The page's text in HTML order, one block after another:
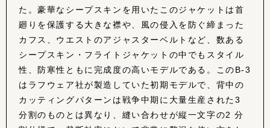
た。豪華なシープスキンを用いたこのジャケットは首
廻りを保護する大きな襟や、風の侵入を防ぐ締まった
カフス、ウエストのアジャスターベルトなど、数ある
シープスキン・フライトジャケットの中でもスタイル
性、防寒性ともに完成度の高いモデルである。このB-3
はラフウェア社が製造していた初期モデルで、背中の
カッティングパターンは戦争中期に大量生産された3
分割のものとは異なり、縫い合わせが縦一文字の2 分